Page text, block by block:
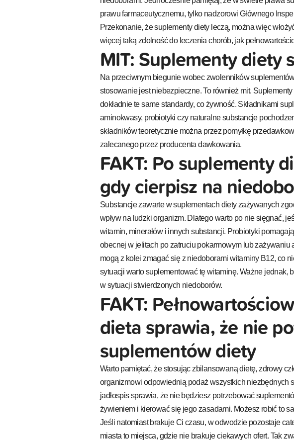
prawu farmaceutycznemu, tylko nadzorowi Głównego
Przekonanie, że suplementy diety leczą, można więc
więcej taką zdolność do leczenia chorób, jak
MIT: Suplementy diety
Na przeciwnym biegunie wobec zwolenników
stosowanie jest niebezpieczne. To również mit.
dokładnie te same standardy, co żywność. Składnikami
aminokwasy, probiotyki czy naturalne substancje
składników teoretycznie można przez pomyłkę
zalecanego przez producenta dawkowania.
FAKT: Po suplementy
gdy cierpisz na
Substancje zawarte w suplementach diety zażywanych
wpływ na ludzki organizm. Dlatego warto po nie sięgnać,
witamin, minerałów i innych substancji. Probiotyki
obecnej w jelitach po zatruciu pokarmowym lub
mogą z kolei zmagać się z niedoborami witaminy B12, co
sytuacji warto suplementować tę witaminę. Ważne jednak,
w sytuacji stwierdzonych niedoborów.
FAKT:
dieta sprawia, że nie
suplementów diety
Warto pamiętać, że stosując zbilansowaną dietę, zdrowy
organizmowi odpowiednią podaż wszystkich niezbędnych
jadłospis sprawia, że nie będziesz potrzebować
żywieniem i kierować się jego zasadami. Możesz robić to
Jeśli natomiast brakuje Ci czasu, w odwodzie pozostaje
miasta to miejsca, gdzie nie brakuje ciekawych ofert. Tak